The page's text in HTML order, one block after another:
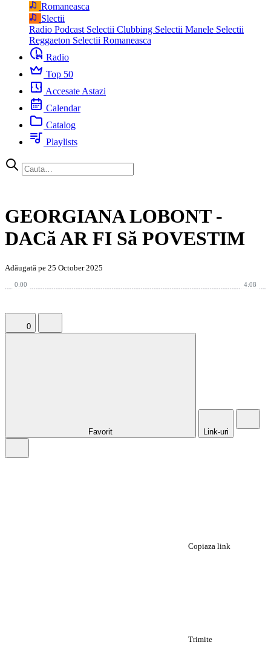
Romaneasca
Slectii
Radio Podcast Selectii Clubbing Selectii Manele Selectii
Reggaeton Selectii Romaneasca
Radio
Top 50
Accesate Astazi
Calendar
Catalog
Playlists
GEORGIANA LOBONT -
DACă AR FI Să POVESTIM
Adăugată pe 25 October 2025
0:00 4:08
0
Favorit Link-uri
Copiaza link
Trimite